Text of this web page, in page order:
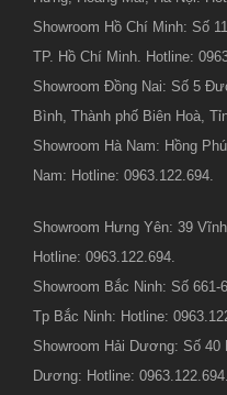
Showroom Hồ Chí Minh: Số
TP. Hồ Chí Minh. Hotline:
Showroom Đồng Nai: Số 5
Bình, Thành phố Biên Hoà,
Showroom Hà Nam: Hồng
Nam: Hotline: 0963.122.694.
Showroom Hưng Yên: 39
Hotline: 0963.122.694.
Showroom Bắc Ninh: Số
Tp Bắc Ninh: Hotline:
Showroom Hải Dương: Số
Dương: Hotline: 0963.122.694.